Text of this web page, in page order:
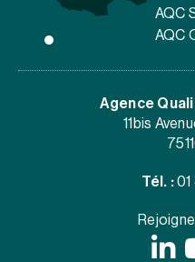
AQC
AQC
Agence
11bis
Tél. : 01